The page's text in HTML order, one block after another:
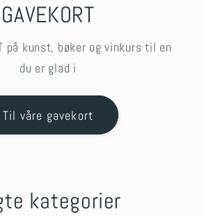
GAVEKORT
på kunst, bøker og vinkurs til en
du er glad i
Til våre gavekort
kategorier